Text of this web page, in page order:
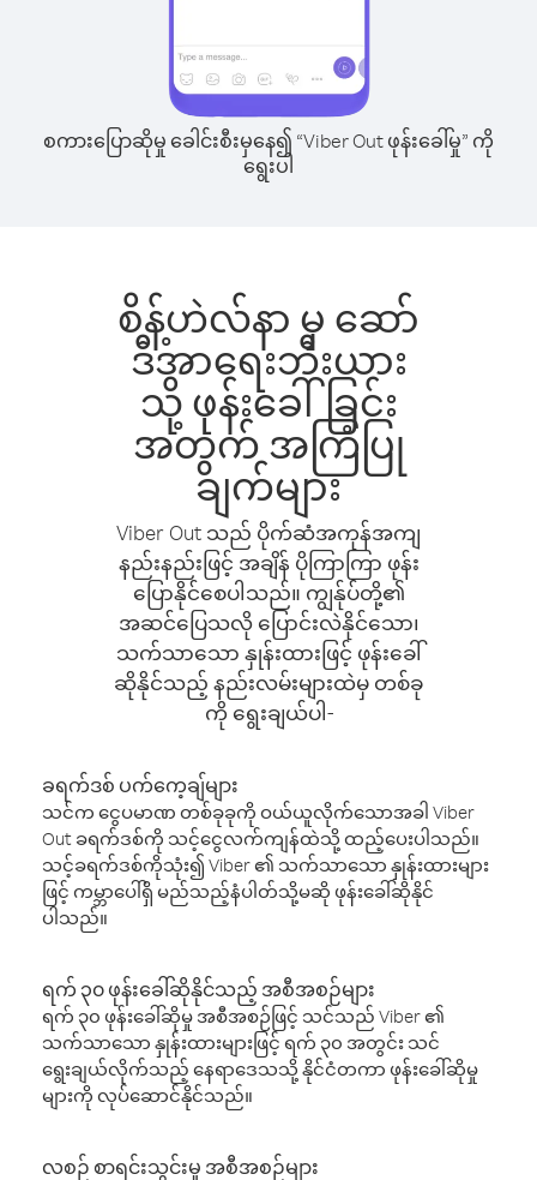
စကားပြောဆိုမှု ခေါင်းစီးမှနေ၍ “Viber Out ဖုန်းခေါ်မှု” ကို
ရွေးပါ
စိန့်ဟဲလ်နာ မှ ဆော်
ဒီအာရေးဘီးယား
သို့ ဖုန်းခေါ်ခြင်း
အတွက် အကြံပြု
ချက်များ
Viber Out သည် ပိုက်ဆံအကုန်အကျ
နည်းနည်းဖြင့် အချိန် ပိုကြာကြာ ဖုန်း
ပြောနိုင်စေပါသည်။ ကျွန်ုပ်တို့၏
အဆင်ပြေသလို ပြောင်းလဲနိုင်သော၊
သက်သာသော နှုန်းထားဖြင့် ဖုန်းခေါ်
ဆိုနိုင်သည့် နည်းလမ်းများထဲမှ တစ်ခု
ကို ရွေးချယ်ပါ-
ခရက်ဒစ် ပက်ကေ့ချ်များ
သင်က ငွေပမာဏ တစ်ခုခုကို ဝယ်ယူလိုက်သောအခါ Viber
Out ခရက်ဒစ်ကို သင့်ငွေလက်ကျန်ထဲသို့ ထည့်ပေးပါသည်။
သင့်ခရက်ဒစ်ကိုသုံး၍ Viber ၏ သက်သာသော နှုန်းထားများ
ဖြင့် ကမ္ဘာပေါ်ရှိ မည်သည့်နံပါတ်သို့မဆို ဖုန်းခေါ်ဆိုနိုင်
ပါသည်။
ရက် ၃၀ ဖုန်းခေါ်ဆိုနိုင်သည့် အစီအစဉ်များ
ရက် ၃၀ ဖုန်းခေါ်ဆိုမှု အစီအစဉ်ဖြင့် သင်သည် Viber ၏
သက်သာသော နှုန်းထားများဖြင့် ရက် ၃၀ အတွင်း သင်
ရွေးချယ်လိုက်သည့် နေရာဒေသသို့ နိုင်ငံတကာ ဖုန်းခေါ်ဆိုမှု
များကို လုပ်ဆောင်နိုင်သည်။
လစဉ် စာရင်းသွင်းမှု အစီအစဉ်များ